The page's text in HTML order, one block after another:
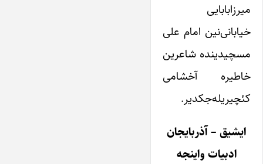
میرزابابایی
خیابانی‌نین امام علی
مسچیدینده شاعرین
خاطیره آخشامی
کئچیریله‌جکدیر.
ایشیق – آذربایجان
ادبیات واینجه